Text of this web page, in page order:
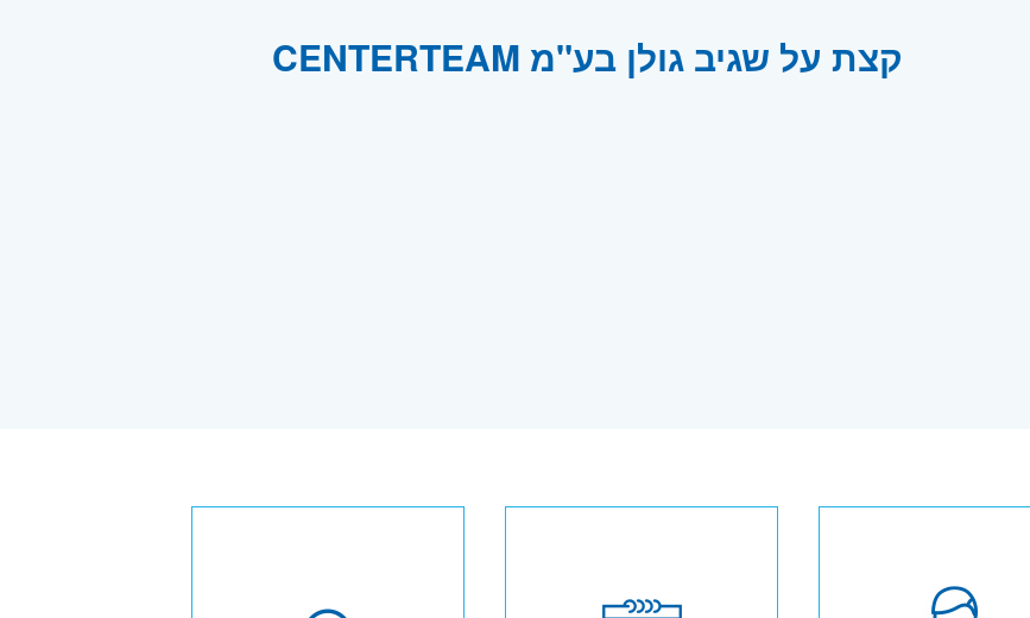
קצת על שגיב גולן בע"מ CENTERTEAM